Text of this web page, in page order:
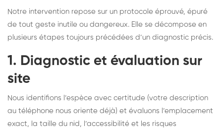
Notre intervention repose sur un protocole éprouvé, épuré
de tout geste inutile ou dangereux. Elle se décompose en
plusieurs étapes toujours précédées d’un diagnostic précis.
1. Diagnostic et évaluation sur
site
Nous identifions l’espèce avec certitude (votre description
au téléphone nous oriente déjà) et évaluons l’emplacement
exact, la taille du nid, l’accessibilité et les risques